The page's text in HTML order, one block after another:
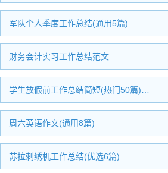
军队个人季度工作总结(通用5篇)…
财务会计实习工作总结范文…
学生放假前工作总结简短(热门50篇)…
周六英语作文(通用8篇)
苏拉刺绣机工作总结(优选6篇)…